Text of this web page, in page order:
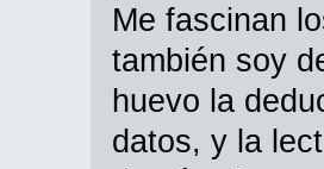
Me fascinan
también soy
huevo la
datos, y la